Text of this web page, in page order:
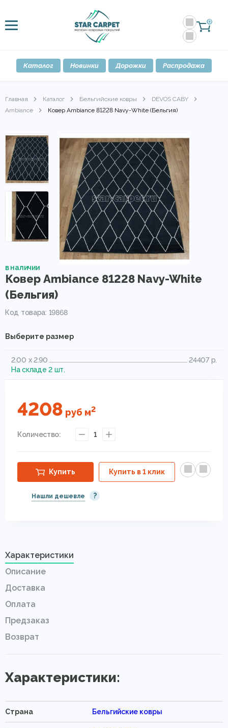
0
Каталог Новинки Дорожки Распродажа
Главная Каталог Бельгийские ковры
DEVOS CABY
Ambiance
Ковер Ambiance 81228 Navy-White (Бельгия)
в наличии
Ковер Ambiance 81228 Navy-White
(Бельгия)
Код товара: 19868
Выберите размер
2.00 x 2.90
24407 р.
На складе 2 шт.
4208 руб м2
Количество: 1
Купить Купить в 1 клик
Нашли дешевле ?
Характеристики
Описание
Доставка
Оплата
Предзаказ
Возврат
Характеристики:
Страна Бельгийские ковры